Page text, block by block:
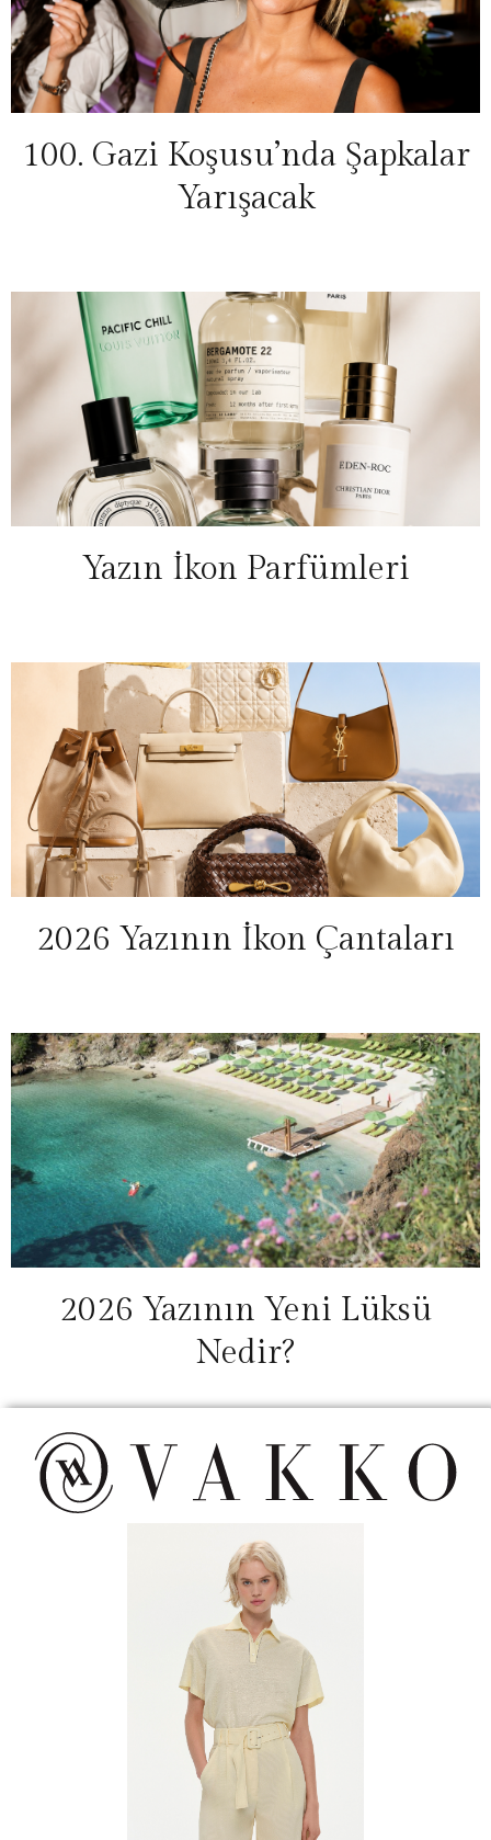
100. Gazi Koşusu’nda Şapkalar
Yarışacak
Yazın İkon Parfümleri
2026 Yazının İkon Çantaları
2026 Yazının Yeni Lüksü
Nedir?